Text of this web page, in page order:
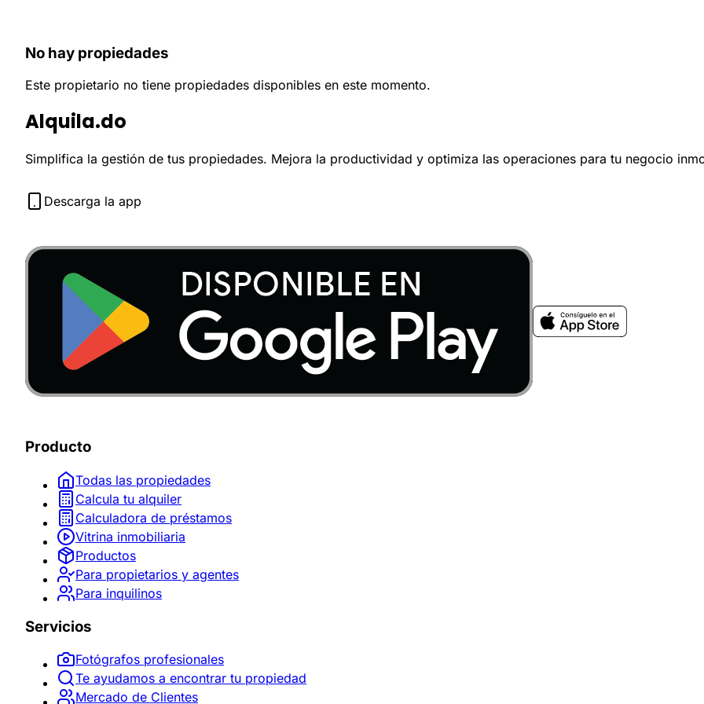
No hay propiedades
Este propietario no tiene propiedades disponibles en este momento.
Alquila.do
Simplifica la gestión de tus propiedades. Mejora la productividad y optimiza las operaciones para tu negocio
Descarga la app
Producto
Todas las propiedades
Calcula tu alquiler
Calculadora de préstamos
Vitrina inmobiliaria
Productos
Para propietarios y agentes
Para inquilinos
Servicios
Fotógrafos profesionales
Te ayudamos a encontrar tu propiedad
Mercado de Clientes